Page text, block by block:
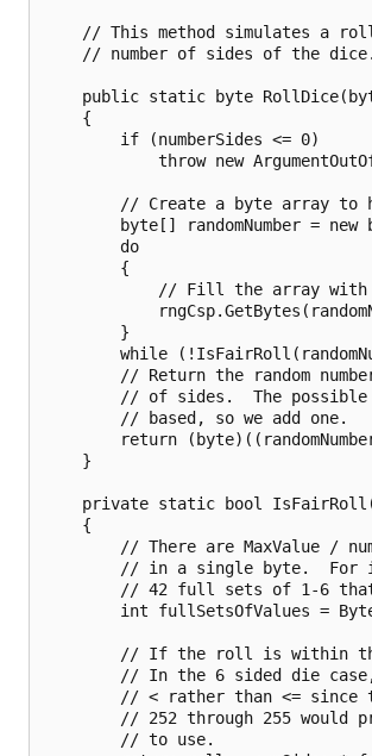
// This method simulates a
    // number of sides of the dice.
public static byte
    {
        if (numberSides <= 0)
throw new
// Create a byte array to
byte[] randomNumber = new
        do
        {
// Fill the array with
        }
while
// Return the random
// of sides.  The
        // based, so we add one.
return
    }
private static bool
    {
// There are MaxValue /
// in a single byte.  For
// 42 full sets of 1-6
int fullSetsOfValues =
// If the roll is within
// In the 6 sided die
// < rather than <= since
// 252 through 255 would
        // to use.